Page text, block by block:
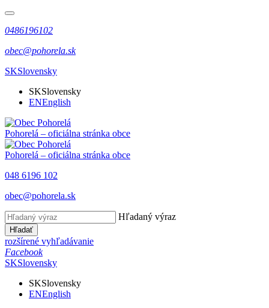
0486196102
obec@pohorela.sk
SKSlovensky
SKSlovensky
ENEnglish
Pohorelá – oficiálna stránka obce
Pohorelá – oficiálna stránka obce
048 6196 102
obec@pohorela.sk
Hľadaný výraz
Hľadať
rozšírené vyhľadávanie
Facebook
SKSlovensky
SKSlovensky
ENEnglish